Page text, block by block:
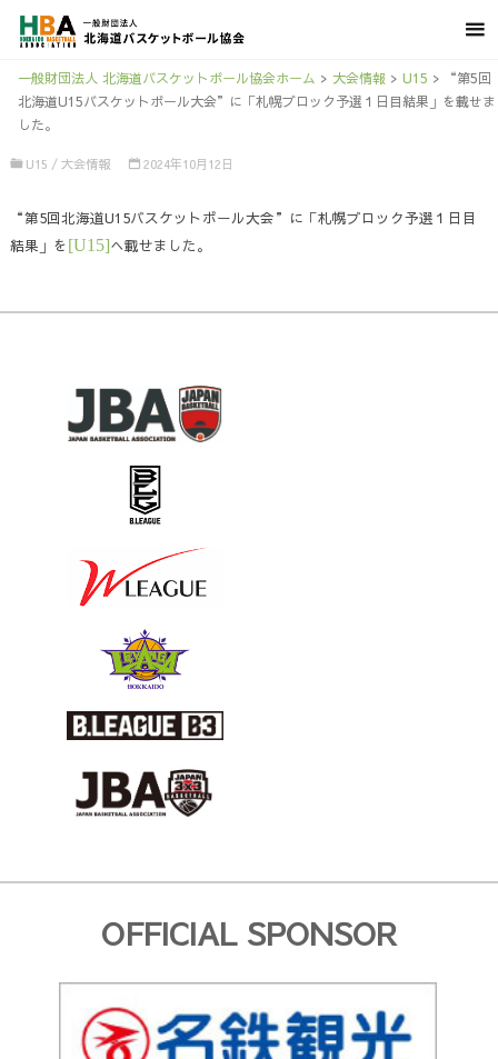
一般財団法人 北海道バスケットボール協会ホーム > 大会情報 > U15 >
“第5回
北海道U15バスケットボール大会”に「札幌ブロック予選１日目結果」を載せま
した。
U15 / 大会情報 2024年10月12日
“第5回北海道U15バスケットボール大会”に「札幌ブロック予選１日目
結果」を[U15]へ載せました。
OFFICIAL SPONSOR